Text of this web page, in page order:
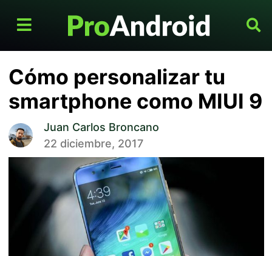
Cómo personalizar tu
smartphone como MIUI 9
Juan Carlos Broncano
22 diciembre, 2017